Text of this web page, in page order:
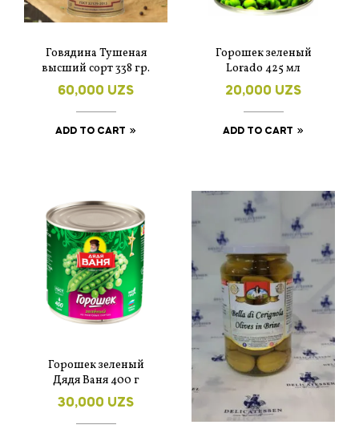
Говядина Тушеная
высший сорт 338 гр.
60,000 UZS
ADD TO CART
Горошек зеленый
Lorado 425 мл
20,000 UZS
ADD TO CART
Горошек зеленый
Дядя Ваня 400 г
30,000 UZS